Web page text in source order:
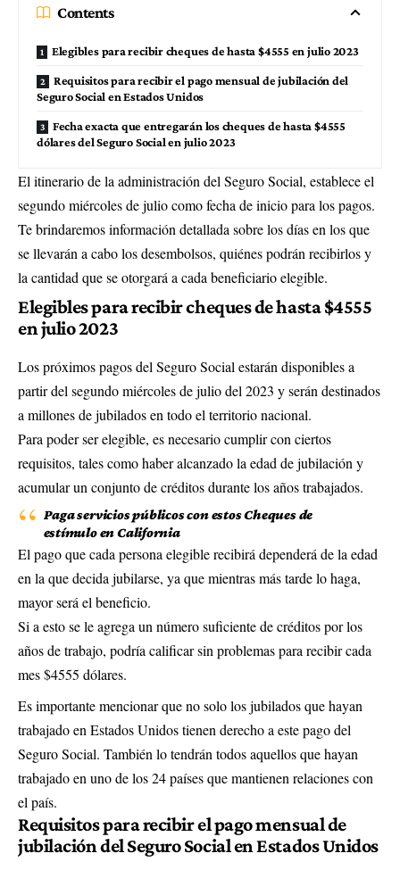
Contents
Elegibles para recibir cheques de hasta $4555 en julio 2023
Requisitos para recibir el pago mensual de jubilación del
Seguro Social en Estados Unidos
Fecha exacta que entregarán los cheques de hasta $4555
dólares del Seguro Social en julio 2023
El itinerario de la administración del Seguro Social, establece el
segundo miércoles de julio como fecha de inicio para los pagos.
Te brindaremos información detallada sobre los días en los que
se llevarán a cabo los desembolsos, quiénes podrán recibirlos y
la cantidad que se otorgará a cada beneficiario elegible.
Elegibles para recibir cheques de hasta $4555
en julio 2023
Los próximos pagos del Seguro Social estarán disponibles a
partir del segundo miércoles de julio del 2023 y serán destinados
a millones de jubilados en todo el territorio nacional.
Para poder ser elegible, es necesario cumplir con ciertos
requisitos, tales como haber alcanzado la edad de jubilación y
acumular un conjunto de créditos durante los años trabajados.
Paga servicios públicos con estos Cheques de
estímulo en California
El pago que cada persona elegible recibirá dependerá de la edad
en la que decida jubilarse, ya que mientras más tarde lo haga,
mayor será el beneficio.
Si a esto se le agrega un número suficiente de créditos por los
años de trabajo, podría calificar sin problemas para recibir cada
mes $4555 dólares.
Es importante mencionar que no solo los jubilados que hayan
trabajado en Estados Unidos tienen derecho a este pago del
Seguro Social. También lo tendrán todos aquellos que hayan
trabajado en uno de los 24 países que mantienen relaciones con
el país.
Requisitos para recibir el pago mensual de
jubilación del Seguro Social en Estados Unidos